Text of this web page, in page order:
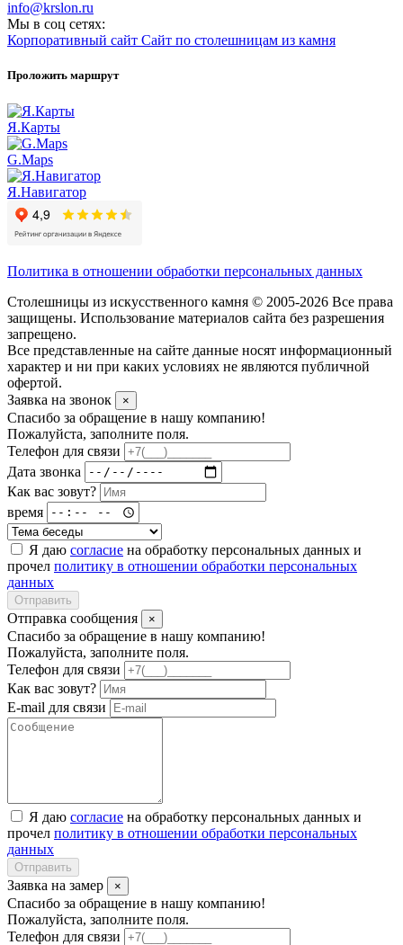
info@krslon.ru
Мы в соц сетях:
Корпоративный сайт Сайт по столешницам из камня
Проложить маршрут
Я.Карты
G.Maps
Я.Навигатор
Политика в отношении обработки персональных данных
Столешницы из искусственного камня © 2005-2026 Все права
защищены. Использование материалов сайта без разрешения
запрещено.
Все представленные на сайте данные носят информационный
характер и ни при каких условиях не являются публичной
офертой.
Заявка на звонок
×
Спасибо за обращение в нашу компанию!
Пожалуйста, заполните поля.
Телефон для связи
Дата звонка
Как вас зовут?
время
Я даю согласие на обработку персональных данных и
прочел политику в отношении обработки персональных
данных
Отправить
Отправка сообщения ×
Спасибо за обращение в нашу компанию!
Пожалуйста, заполните поля.
Телефон для связи
Как вас зовут?
E-mail для связи
Я даю согласие на обработку персональных данных и
прочел политику в отношении обработки персональных
данных
Отправить
Заявка на замер ×
Спасибо за обращение в нашу компанию!
Пожалуйста, заполните поля.
Телефон для связи